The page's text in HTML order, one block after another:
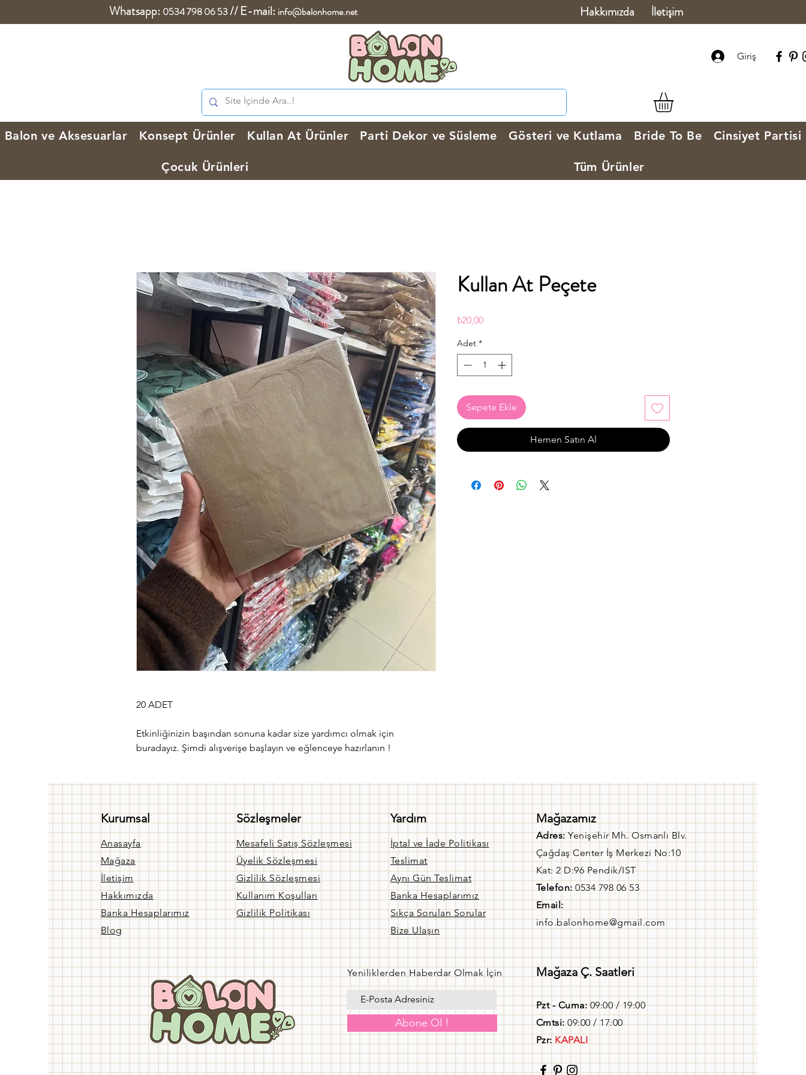
Whatsapp: 0534 798 06 53//E-mail: info@balonhome.net Hakkımızda İletişim
Giriş
Balon ve Aksesuarlar Konsept Ürünler Kullan At Ürünler Parti Dekor ve Süsleme Gösteri ve Kutlama Bride To Be Cinsiyet Partisi
Çocuk Ürünleri Tüm Ürünler
20 ADET
Etkinliğinizin başından sonuna kadar size yardımcı olmak için
buradayız. Şimdi alışverişe başlayın ve eğlenceye hazırlanın !
Kullan At Peçete
₺20,00Fiyat
Adet *
Sepete Ekle
Hemen Satın Al
Kurumsal Sözleşmeler Yardım
Anasayfa
Mağaza
İletişim
Hakkımızda
Banka Hesaplarımız
Blog
Yeniliklerden Haberdar Olmak İçin
Abone Ol !
İptal ve İade Politikası
Teslimat
Aynı Gün Teslimat
Banka Hesaplarımız
Sıkça Sorulan Sorular
Bize Ulaşın
Mesafeli Satış Sözleşmesi
Üyelik Sözleşmesi
Gizlilik Sözleşmesi
Kullanım Koşulları
Gizlilik Politikası
Mağazamız
Adres:Yenişehir Mh. Osmanlı Blv.
Çağdaş Center İş Merkezi No:10
Kat: 2 D:96 Pendik/IST
Telefon: 0534 798 06 53
Email:
info.balonhome@gmail.com
Mağaza Ç. Saatleri
Pzt - Cuma:09:00 / 19:00
Cmtsi:09:00 / 17:00
Pzr: KAPALI